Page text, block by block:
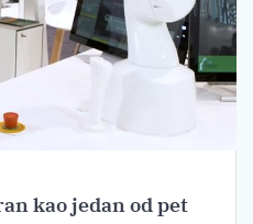
kao jedan od pet